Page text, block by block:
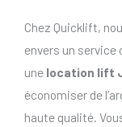
Chez Quicklift,
envers un
une location lift
économiser de
haute qualité.